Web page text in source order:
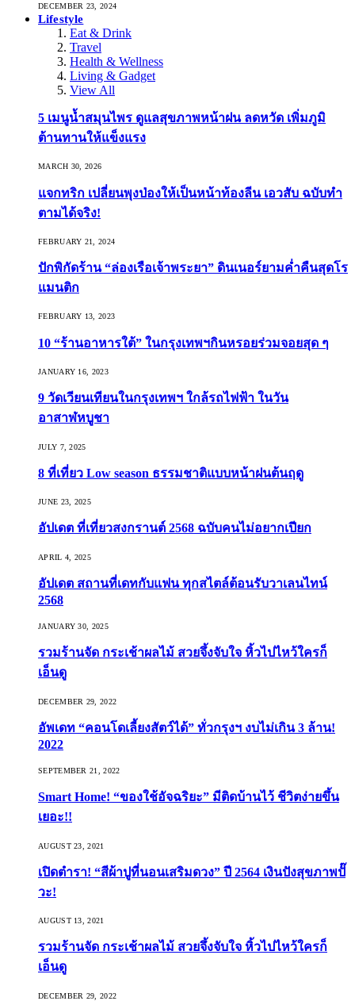
DECEMBER 23, 2024
Lifestyle
Eat & Drink
Travel
Health & Wellness
Living & Gadget
View All
5 เมนูน้ำสมุนไพร ดูแลสุขภาพหน้าฝน ลดหวัด เพิ่มภูมิ
ต้านทานให้แข็งแรง
MARCH 30, 2026
แจกทริก เปลี่ยนพุงป่องให้เป็นหน้าท้องลีน เอวสับ ฉบับทำ
ตามได้จริง!
FEBRUARY 21, 2024
ปักพิกัดร้าน “ล่องเรือเจ้าพระยา” ดินเนอร์ยามค่ำคืนสุดโร
แมนติก
FEBRUARY 13, 2023
10 “ร้านอาหารใต้” ในกรุงเทพฯกินหรอยร่วมจอยสุด ๆ
JANUARY 16, 2023
9 วัดเวียนเทียนในกรุงเทพฯ ใกล้รถไฟฟ้า ในวัน
อาสาฬหบูชา
JULY 7, 2025
8 ที่เที่ยว Low season ธรรมชาติแบบหน้าฝนต้นฤดู️
JUNE 23, 2025
อัปเดต ที่เที่ยวสงกรานต์ 2568 ฉบับคนไม่อยากเปียก
APRIL 4, 2025
อัปเดต สถานที่เดทกับแฟน ทุกสไตล์ต้อนรับวาเลนไทน์
2568
JANUARY 30, 2025
รวมร้านจัด กระเช้าผลไม้ สวยจึ้งจับใจ หิ้วไปไหว้ใครก็
เอ็นดู
DECEMBER 29, 2022
อัพเดท “คอนโดเลี้ยงสัตว์ได้” ทั่วกรุงฯ งบไม่เกิน 3 ล้าน!
2022
SEPTEMBER 21, 2022
Smart Home! “ของใช้อัจฉริยะ” มีติดบ้านไว้ ชีวิตง่ายขึ้น
เยอะ!!
AUGUST 23, 2021
เปิดตำรา! “สีผ้าปูที่นอนเสริมดวง” ปี 2564 เงินปังสุขภาพปั๊
วะ!
AUGUST 13, 2021
รวมร้านจัด กระเช้าผลไม้ สวยจึ้งจับใจ หิ้วไปไหว้ใครก็
เอ็นดู
DECEMBER 29, 2022